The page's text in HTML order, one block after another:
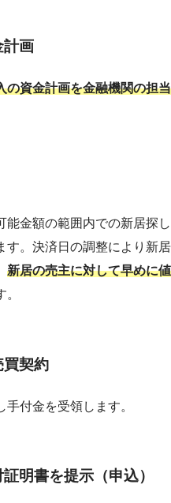
計画
の資金計画を金融機関の担当
能金額の範囲内での新居探し
す。決済日の調整により新居
新居の売主に対して早めに値
。
買契約
手付金を受領します。
明書を提示（申込）